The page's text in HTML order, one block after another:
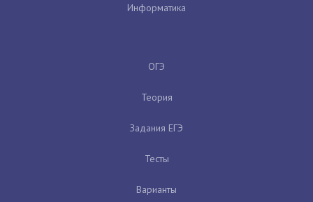
Информатика
ОГЭ
Теория
Задания ЕГЭ
Тесты
Варианты